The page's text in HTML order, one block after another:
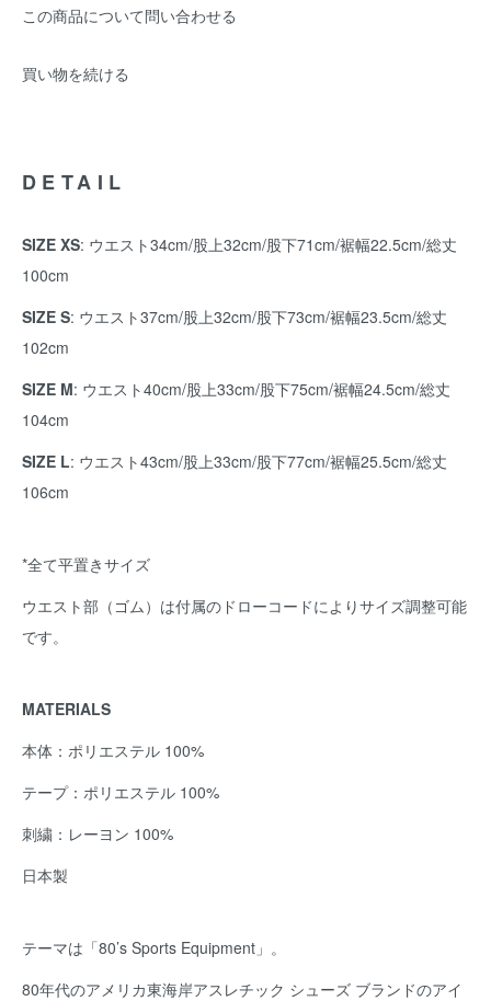
この商品について問い合わせる
買い物を続ける
DETAIL
SIZE XS: ウエスト34cm/股上32cm/股下71cm/裾幅22.5cm/総丈
100cm
SIZE S: ウエスト37cm/股上32cm/股下73cm/裾幅23.5cm/総丈
102cm
SIZE M: ウエスト40cm/股上33cm/股下75cm/裾幅24.5cm/総丈
104cm
SIZE L: ウエスト43cm/股上33cm/股下77cm/裾幅25.5cm/総丈
106cm
*全て平置きサイズ
ウエスト部（ゴム）は付属のドローコードによりサイズ調整可能
です。
MATERIALS
本体：ポリエステル 100%
テープ：ポリエステル 100%
刺繍：レーヨン 100%
日本製
テーマは「80’s Sports Equipment」。
80年代のアメリカ東海岸アスレチック シューズ ブランドのアイ